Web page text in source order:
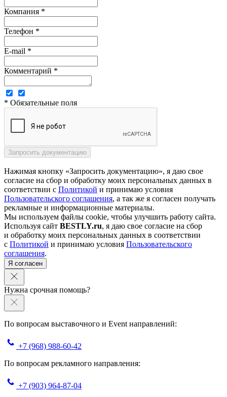
Компания *
Телефон *
E-mail *
Комментарий *
* Обязательные поля
Нажимая кнопку «Запросить документацию», я даю свое
согласие на сбор и обработку моих персональных данных в
соответствии с Политикой и принимаю условия
Пользовательского соглашения, а так же я согласен получать
рекламные и информационные материалы.
Мы используем файлы cookie, чтобы улучшить работу сайта.
Используя сайт BESTLY.ru, я даю свое согласие на сбор
и обработку моих персональных данных в соответствии
с Политикой и принимаю условия Пользовательского
соглашения.
Я согласен
Нужна срочная помощь?
По вопросам выставочного и Event направлений:
+7 (968) 988-60-42
По вопросам рекламного направления:
+7 (903) 964-87-04